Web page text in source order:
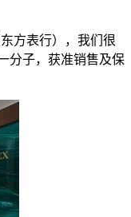
方表行），我们‬很
分子，获准销售及保